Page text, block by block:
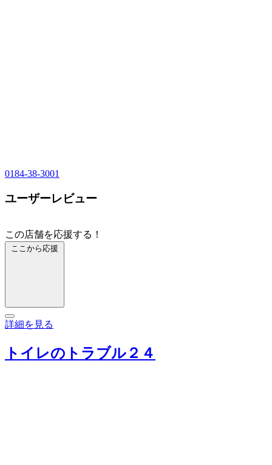
0184-38-3001
ユーザーレビュー
この店舗を応援する！
ここから応援
詳細を見る
トイレのトラブル２４